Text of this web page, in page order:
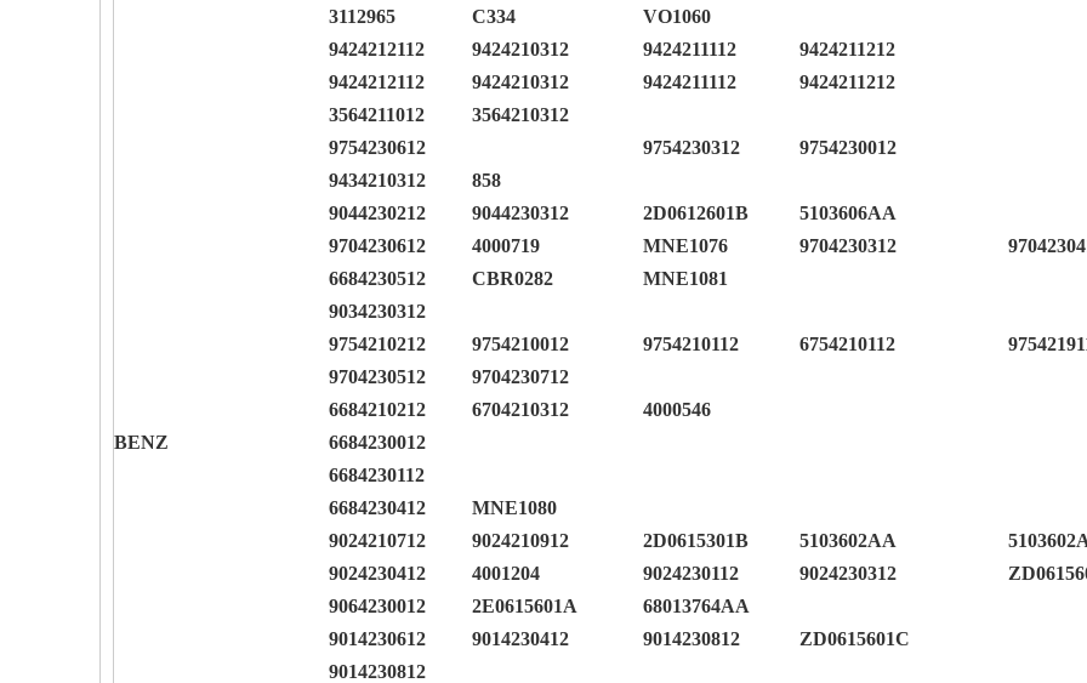
3112965
C334 VO1060
BENZ
9424212112 9424210312 9424211112
9424211212
9424212112
9424210312 9424211112
9424211212
3564211012
3564210312
9754230612
9754230312 9754230012
9434210312
858
9044230212
9044230312 2D0612601B
5103606AA
9704230612
4000719 MNE1076 9704230312
6684230512
CBR0282
MNE1081
9034230312
9754210212
9754210012 9754210112 6754210112
9704230512
9704230712
6684210212
6704210312
4000546
6684230012
6684230112
6684230412
MNE1080
9024210712
9024210912 2D0615301B 5103602AA
9024230412
4001204 9024230112 9024230312
9064230012
2E0615601A
68013764AA
9014230612
9014230412 9014230812
ZD0615601C
9014230812